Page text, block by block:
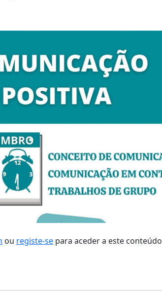
ou registe-se para aceder a este conteúdo